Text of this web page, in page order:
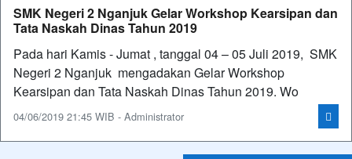
SMK Negeri 2 Nganjuk Gelar Workshop Kearsipan dan
Tata Naskah Dinas Tahun 2019
Pada hari Kamis - Jumat , tanggal 04 – 05 Juli 2019, SMK
Negeri 2 Nganjuk mengadakan Gelar Workshop
Kearsipan dan Tata Naskah Dinas Tahun 2019. Wo
04/06/2019 21:45 WIB - Administrator